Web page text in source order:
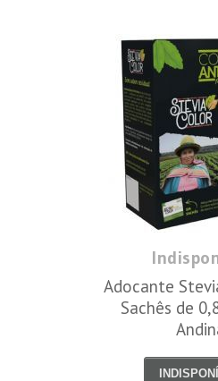
Adocante
Sachês de